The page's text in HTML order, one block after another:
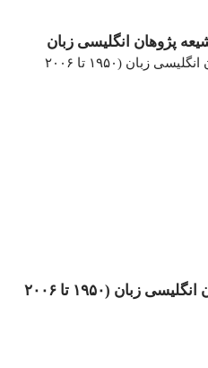
پژوهان انگلیسی زبان
شیعه پژوهشى و شیعه پژوهان انگلیسى زبان (۱۹۵۰ تا ۲۰۰۶